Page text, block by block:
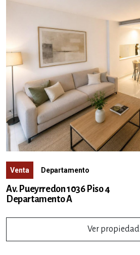
Venta Departamento
Av. Pueyrredon 1036 Piso 4
Departamento A
Ver propiedad